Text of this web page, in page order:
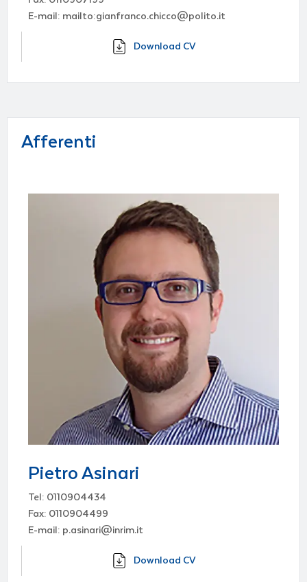
E-mail: mailto:gianfranco.chicco@polito.it
Download CV
Afferenti
Pietro Asinari
Tel: 0110904434
Fax: 0110904499
E-mail: p.asinari@inrim.it
Download CV